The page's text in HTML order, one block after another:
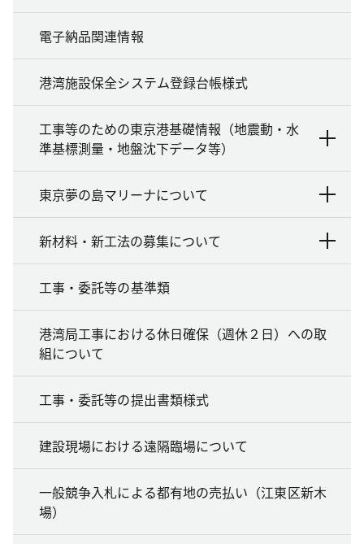
電子納品関連情報
港湾施設保全システム登録台帳様式
工事等のための東京港基礎情報（地震動・水
準基標測量・地盤沈下データ等）
東京夢の島マリーナについて
新材料・新工法の募集について
工事・委託等の基準類
港湾局工事における休日確保（週休２日）への取
組について
工事・委託等の提出書類様式
建設現場における遠隔臨場について
一般競争入札による都有地の売払い（江東区新木
場）